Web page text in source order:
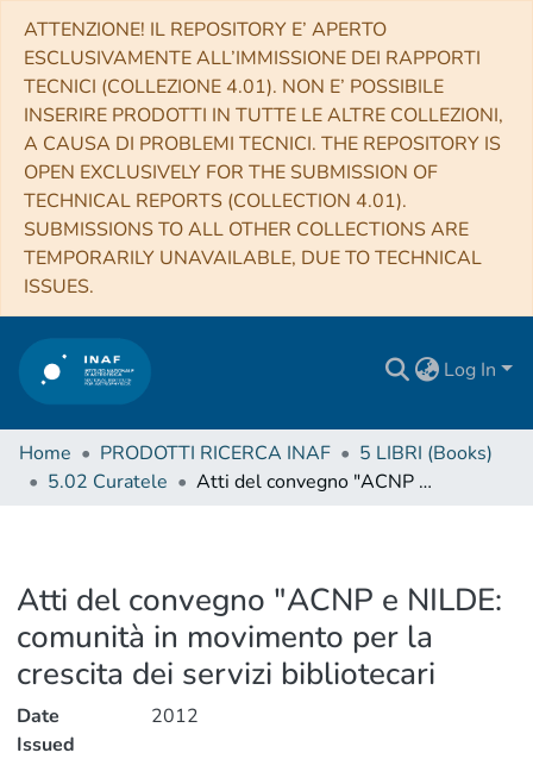
ATTENZIONE! IL REPOSITORY E’ APERTO
ESCLUSIVAMENTE ALL’IMMISSIONE DEI RAPPORTI
TECNICI (COLLEZIONE 4.01). NON E’ POSSIBILE
INSERIRE PRODOTTI IN TUTTE LE ALTRE COLLEZIONI,
A CAUSA DI PROBLEMI TECNICI. THE REPOSITORY IS
OPEN EXCLUSIVELY FOR THE SUBMISSION OF
TECHNICAL REPORTS (COLLECTION 4.01).
SUBMISSIONS TO ALL OTHER COLLECTIONS ARE
TEMPORARILY UNAVAILABLE, DUE TO TECHNICAL
ISSUES.
Log In
Home PRODOTTI RICERCA INAF
5 LIBRI (Books)
5.02 Curatele
Atti del convegno "ACNP e NILDE: comunità in movimento per la crescita dei servizi bibliotecari
Atti del convegno "ACNP e NILDE:
comunità in movimento per la
crescita dei servizi bibliotecari
Date
Issued
2012